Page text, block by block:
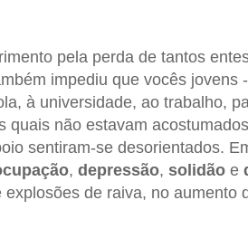
pela perda de tantos
impediu que vocês jovens
à universidade, ao trabalho,
não estavam
sentiram-se desorientados.
, depressão, solidãoe
de raiva, no aumento